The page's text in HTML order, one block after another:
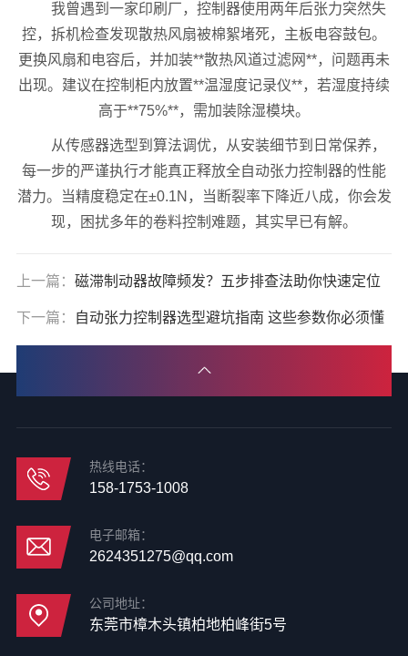
我曾遇到一家印刷厂，控制器使用两年后张力突然失
控，拆机检查发现散热风扇被棉絮堵死，主板电容鼓包。
更换风扇和电容后，并加装**散热风道过滤网**，问题再未
出现。建议在控制柜内放置**温湿度记录仪**，若湿度持续
高于**75%**，需加装除湿模块。
从传感器选型到算法调优，从安装细节到日常保养，
每一步的严谨执行才能真正释放全自动张力控制器的性能
潜力。当精度稳定在±0.1N，当断裂率下降近八成，你会发
现，困扰多年的卷料控制难题，其实早已有解。
上一篇： 磁滞制动器故障频发？五步排查法助你快速定位
下一篇： 自动张力控制器选型避坑指南 这些参数你必须懂
热线电话：
158-1753-1008
电子邮箱：
2624351275@qq.com
公司地址：
东莞市樟木头镇柏地柏峰街5号